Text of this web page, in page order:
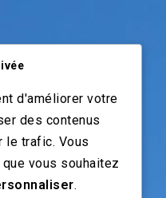
d'améliorer votre
des contenus
le trafic. Vous
vous souhaitez
.